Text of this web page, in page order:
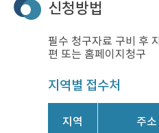
신청방법
필수 청구자료 구비 후
편 또는 홈페이지청구
지역별 접수처
지역 주소